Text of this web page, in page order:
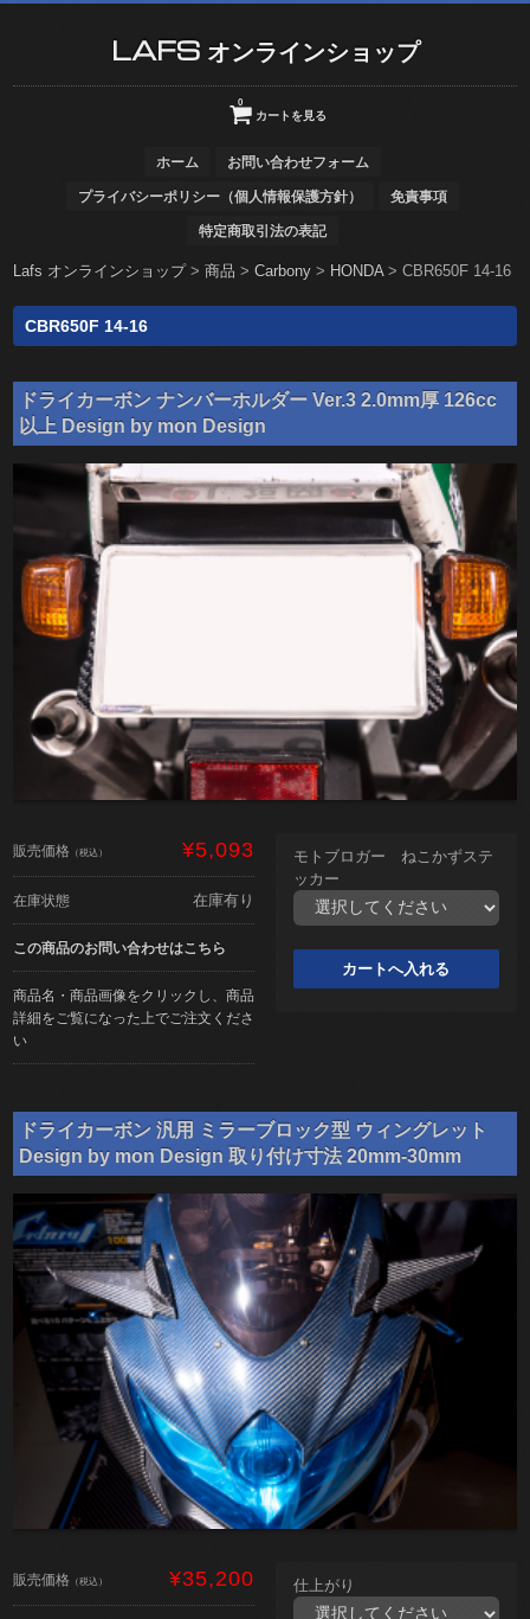
LAFS オンラインショップ
カートを見る
0
ホーム お問い合わせフォーム
プライバシーポリシー（個人情報保護方針） 免責事項
特定商取引法の表記
Lafs オンラインショップ>商品 >Carbony > HONDA>CBR650F 14-16
CBR650F 14-16
ドライカーボン ナンバーホルダー Ver.3 2.0mm厚 126cc
以上 Design by mon Design
販売価格 （税込） ¥5,093
在庫状態 在庫有り
この商品のお問い合わせはこちら
商品名・商品画像をクリックし、商品
詳細をご覧になった上でご注文くださ
い
モトブロガー ねこかずステ
ッカー
ドライカーボン 汎用 ミラーブロック型 ウィングレット
Design by mon Design 取り付け寸法 20mm-30mm
販売価格 （税込） ¥35,200 仕上がり